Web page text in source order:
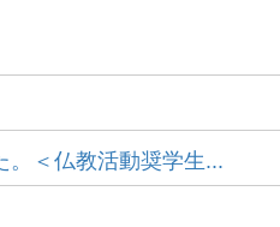
。＜仏教活動奨学生...